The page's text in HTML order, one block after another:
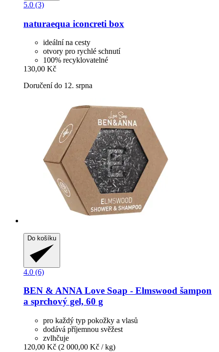
5.0 (3)
naturaequa iconcreti box
ideální na cesty
otvory pro rychlé schnutí
100% recyklovatelné
130,00 Kč
Doručení do 12. srpna
Do košíku
4.0 (6)
BEN & ANNALove Soap -​ Elmswood šampon
a sprchový gel, 60 g
pro každý typ pokožky a vlasů
dodává příjemnou svěžest
zvlhčuje
120,00 Kč (2 000,00 Kč / kg)